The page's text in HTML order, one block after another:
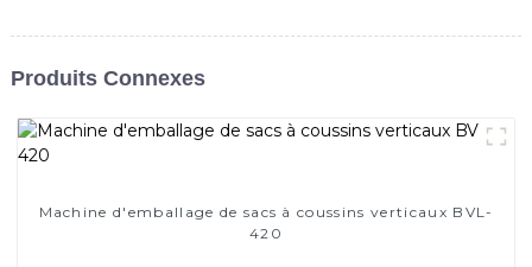
Produits Connexes
Machine d'emballage de sacs à coussins verticaux BVL-
420